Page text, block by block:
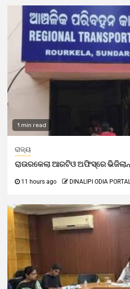
1 min read
ରାଜ୍ୟ
ରାଉରକେଲା ଆରଟିଓ ଅଫିସ୍‌ରେ
11 hours ago DINALIPI ODIA